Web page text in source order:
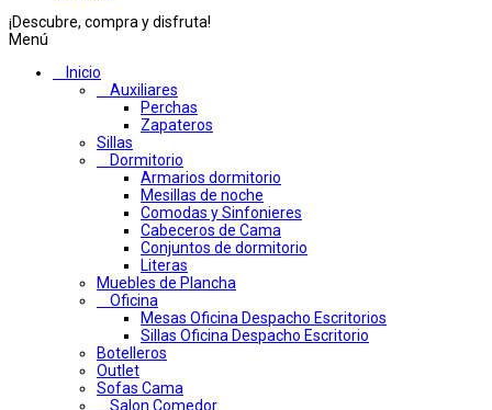
¡Descubre, compra y disfruta!
Menú
Inicio
Auxiliares
Perchas
Zapateros
Sillas
Dormitorio
Armarios dormitorio
Mesillas de noche
Comodas y Sinfonieres
Cabeceros de Cama
Conjuntos de dormitorio
Literas
Muebles de Plancha
Oficina
Mesas Oficina Despacho Escritorios
Sillas Oficina Despacho Escritorio
Botelleros
Outlet
Sofas Cama
Salon Comedor